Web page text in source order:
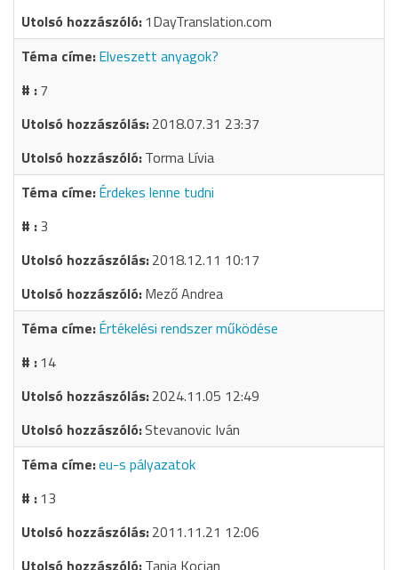
1DayTranslation.com
Elveszett anyagok?
7
2018.07.31 23:37
Torma Lívia
Érdekes lenne tudni
3
2018.12.11 10:17
Mező Andrea
Értékelési rendszer működése
14
2024.11.05 12:49
Stevanovic Iván
eu-s pályazatok
13
2011.11.21 12:06
Tanja Kocjan